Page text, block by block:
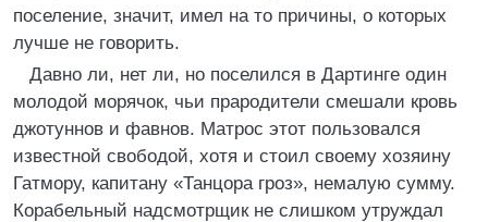
поселение, значит, имел на то причины, о которых
лучше не говорить.
Давно ли, нет ли, но поселился в Дартинге один
молодой морячок, чьи прародители смешали кровь
джотуннов и фавнов. Матрос этот пользовался
известной свободой, хотя и стоил своему хозяину
Гатмору, капитану «Танцора гроз», немалую сумму.
Корабельный надсмотрщик не слишком утруждал